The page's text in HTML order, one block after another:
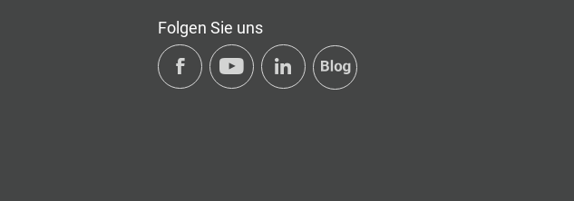
Folgen Sie uns